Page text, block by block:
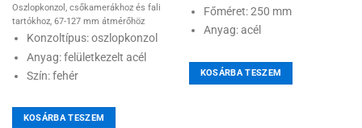
Oszlopkonzol, csőkamerákhoz és fali
tartókhoz, 67-127 mm átmérőhöz
Konzoltípus: oszlopkonzol
Anyag: felületkezelt acél
Szín: fehér
KOSÁRBA TESZEM
Főméret: 250 mm
Anyag: acél
KOSÁRBA TESZEM